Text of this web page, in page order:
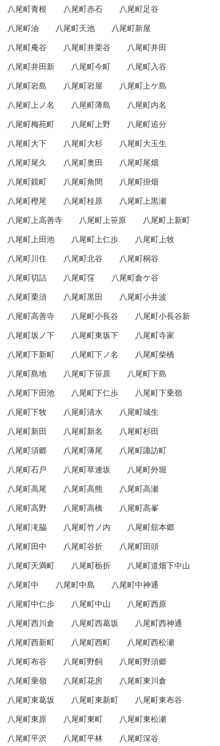
八尾町青根 八尾町赤石
八尾町足谷
八尾町油
八尾町天池
八尾町新屋
八尾町庵谷
八尾町井栗谷
八尾町井田
八尾町井田新
八尾町今町
八尾町入谷
八尾町岩島
八尾町岩屋
八尾町上ケ島
八尾町上ノ名
八尾町薄島
八尾町内名
八尾町梅苑町
八尾町上野
八尾町追分
八尾町大下
八尾町大杉
八尾町大玉生
八尾町尾久
八尾町奥田
八尾町尾畑
八尾町鏡町
八尾町角間
八尾町掛畑
八尾町樫尾
八尾町桂原
八尾町上黒瀬
八尾町上高善寺
八尾町上笹原
八尾町上新町
八尾町上田池
八尾町上仁歩
八尾町上牧
八尾町川住
八尾町北谷
八尾町桐谷
八尾町切詰
八尾町窪
八尾町倉ケ谷
八尾町栗須
八尾町黒田
八尾町小井波
八尾町高善寺
八尾町小長谷
八尾町小長谷新
八尾町坂ノ下
八尾町東坂下
八尾町寺家
八尾町下新町
八尾町下ノ名
八尾町柴橋
八尾町島地
八尾町下笹原
八尾町下島
八尾町下田池
八尾町下仁歩
八尾町下乗嶺
八尾町下牧
八尾町清水
八尾町城生
八尾町新田
八尾町新名
八尾町杉田
八尾町須郷
八尾町薄尾
八尾町諏訪町
八尾町石戸
八尾町草連坂
八尾町外堀
八尾町高尾
八尾町高熊
八尾町高瀬
八尾町高野
八尾町高橋
八尾町高峯
八尾町滝脇
八尾町竹ノ内
八尾町舘本郷
八尾町田中
八尾町谷折
八尾町田頭
八尾町天満町
八尾町栃折
八尾町道畑下中山
八尾町中
八尾町中島
八尾町中神通
八尾町中仁歩
八尾町中山
八尾町西原
八尾町西川倉
八尾町西葛坂
八尾町西神通
八尾町西新町
八尾町西町
八尾町西松瀬
八尾町布谷
八尾町野飼
八尾町野須郷
八尾町乗嶺
八尾町花房
八尾町東川倉
八尾町東葛坂
八尾町東新町
八尾町東布谷
八尾町東原
八尾町東町
八尾町東松瀬
八尾町平沢
八尾町平林
八尾町深谷